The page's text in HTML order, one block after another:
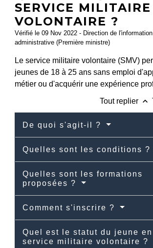
SERVICE MILITAIRE
VOLONTAIRE ?
Vérifié le 09 Nov 2022 - Direction de
administrative (Première ministre)
Le service militaire volontaire (SMV)
jeunes de 18 à 25 ans sans emploi
métier ou d'acquérir une expérience
Tout replier keyboard_arrow_up
De quoi s'agit-il ?
Quelles sont les conditions ?
Quelles sont les formations
proposées ?
Comment s'inscrire ?
Quel est le statut du jeune en
service militaire volontaire ?